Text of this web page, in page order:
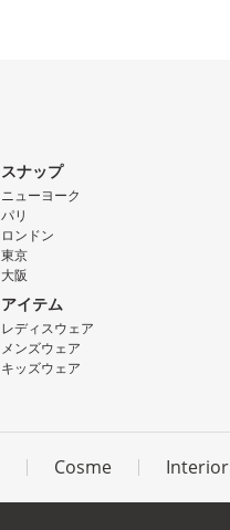
スナップ
ニューヨーク
パリ
ロンドン
東京
大阪
アイテム
レディスウェア
メンズウェア
キッズウェア
Cosme Interior